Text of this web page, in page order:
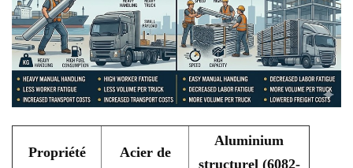
Propriété
Acier de
Aluminium
structurel (6082-